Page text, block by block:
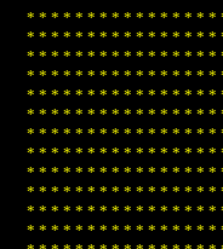
* * * * * * * * * * * * * * * *
* * * * * * * * * * * * * * * *
* * * * * * * * * * * * * * * *
* * * * * * * * * * * * * * * *
* * * * * * * * * * * * * * * *
* * * * * * * * * * * * * * * *
* * * * * * * * * * * * * * * *
* * * * * * * * * * * * * * * *
* * * * * * * * * * * * * * * *
* * * * * * * * * * * * * * * *
* * * * * * * * * * * * * * * *
* * * * * * * * * * * * * * * *